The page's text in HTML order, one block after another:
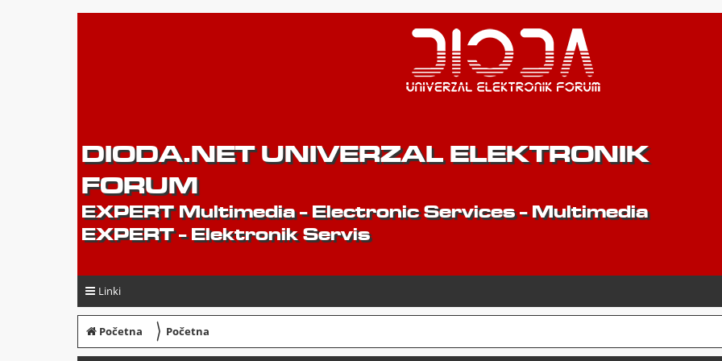
DIODA.NET UNIVERZAL ELEKTRONIK
FORUM
EXPERT Multimedia - Electronic Services - Multimedia
EXPERT - Elektronik Servis
Linki
Početna 〉 Početna